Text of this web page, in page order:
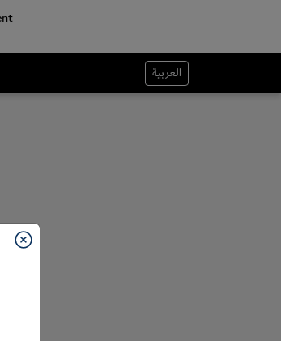
العربية